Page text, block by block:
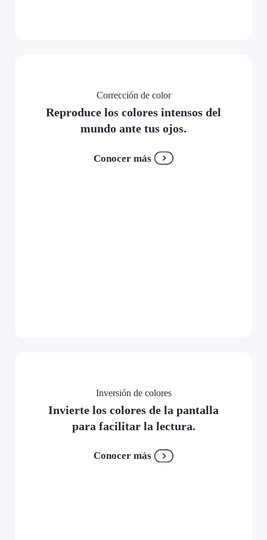
Corrección de color
Reproduce los colores intensos del
mundo ante tus ojos.
Conocer más
Inversión de colores
Invierte los colores de la pantalla
para facilitar la lectura.
Conocer más